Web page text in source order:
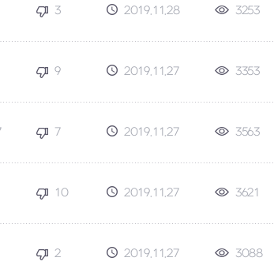
3 2019.11.28 3253
9 2019.11.27 3353
7 2019.11.27 3563
10 2019.11.27 3621
2 2019.11.27 3088